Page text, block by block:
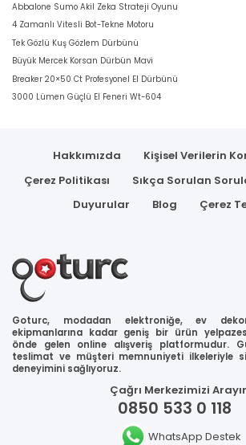
Abbalone Sumo Akil Zeka Strateji Oyunu
4 Zamanlı Vitesli Bot-Tekne Motoru
Tek Gözlü Kuş Gözlem Dürbünü
Büyük Mercek Korsan Dürbün Mavi
Breaker 20×50 Ct Profesyonel El Dürbünü
3000 Lümen Güçlü El Feneri Wt-604
Hakkımızda
Kişisel Verilerin
Çerez Politikası
Sıkça Sorulan
Duyurular
Blog Çerez
Goturc, modadan elektroniğe, ev
ekipmanlarına kadar geniş bir ürün
önde gelen online alışveriş platformudur.
teslimat ve müşteri memnuniyeti ilkeleriyle
deneyimini sağlıyoruz.
Çağrı Merkezimizi
0850 533 0 118
WhatsApp Destek